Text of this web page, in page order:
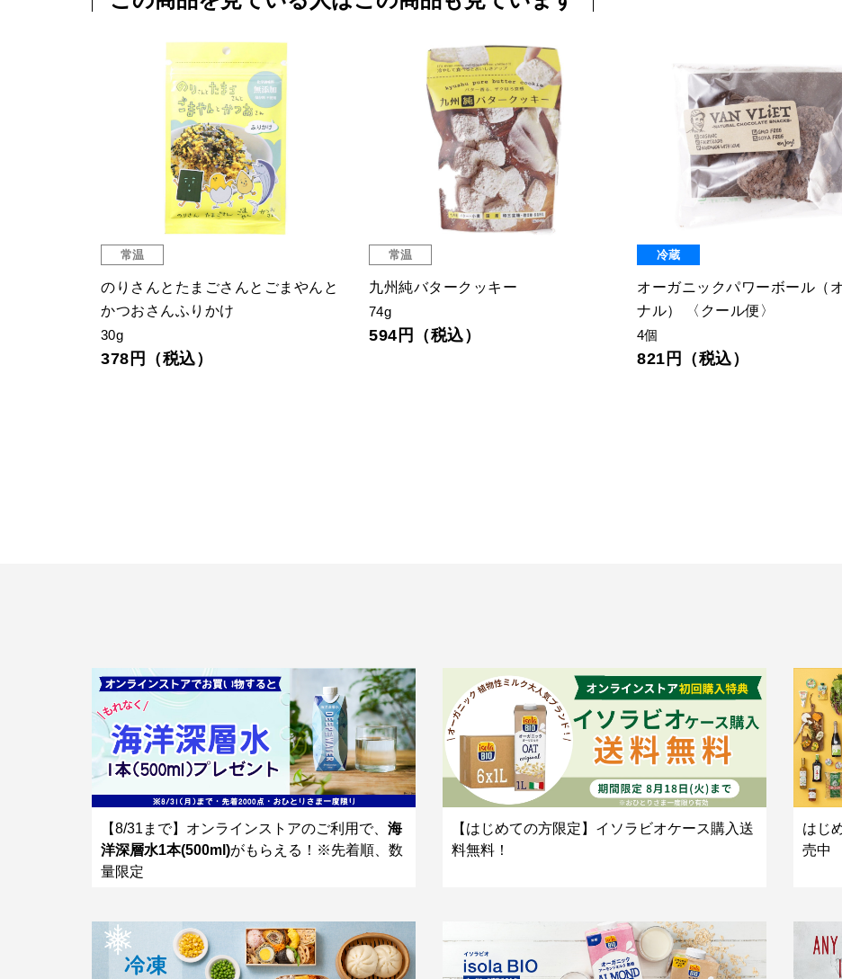
常温
のりさんとたまごさんとごまやんと
かつおさんふりかけ
30g
378円（税込）
常温
九州純バタークッキー
74g
594円（税込）
冷蔵
オーガニックパワーボール（
ナル） 〈クール便〉
4個
821円（税込）
【8/31まで】オンラインストアのご利用で、 海
洋深層水1本(500ml)がもらえる！※先着順、数
量限定
【はじめての方限定】イソラビオケース購入送
料無料！
はじ
売中